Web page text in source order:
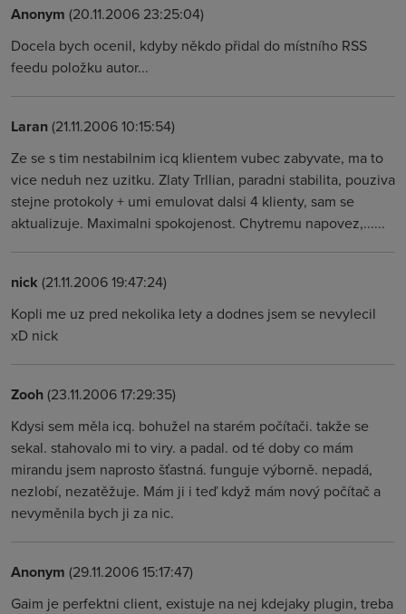
Anonym (20.11.2006 23:25:04)
Docela bych ocenil, kdyby někdo přidal do místního RSS
feedu položku autor...
Laran(21.11.2006 10:15:54)
Ze se s tim nestabilnim icq klientem vubec zabyvate, ma to
vice neduh nez uzitku. Zlaty Trllian, paradni stabilita, pouziva
stejne protokoly + umi emulovat dalsi 4 klienty, sam se
aktualizuje. Maximalni spokojenost. Chytremu napovez,......
nick (21.11.2006 19:47:24)
Kopli me uz pred nekolika lety a dodnes jsem se nevylecil
xD nick
Zooh(23.11.2006 17:29:35)
Kdysi sem měla icq. bohužel na starém počítači. takže se
sekal. stahovalo mi to viry. a padal. od té doby co mám
mirandu jsem naprosto šťastná. funguje výborně. nepadá,
nezlobí, nezatěžuje. Mám ji i teď když mám nový počítač a
nevyměnila bych ji za nic.
Anonym (29.11.2006 15:17:47)
Gaim je perfektni client, existuje na nej kdejaky plugin, treba